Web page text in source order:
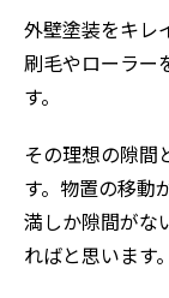
外壁塗装をキレ
刷毛やローラー
す。
その理想の隙間
す。物置の移動
満しか隙間がな
ればと思います。